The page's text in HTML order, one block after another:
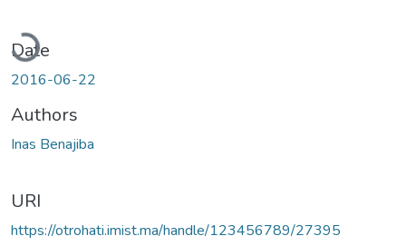
Date
2016-06-22
Authors
Inas Benajiba
URI
https://otrohati.imist.ma/handle/123456789/27395